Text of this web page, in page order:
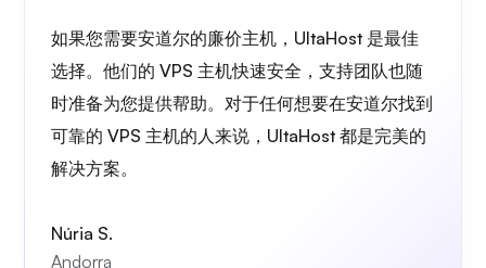
波特纳
如果您需要安道尔的廉价主机，UltaHost 是最佳
选择。他们的 VPS 主机快速安全，支持团队也随
时准备为您提供帮助。对于任何想要在安道尔找到
可靠的 VPS 主机的人来说，UltaHost 都是完美的
解决方案。
Núria S.
Andorra